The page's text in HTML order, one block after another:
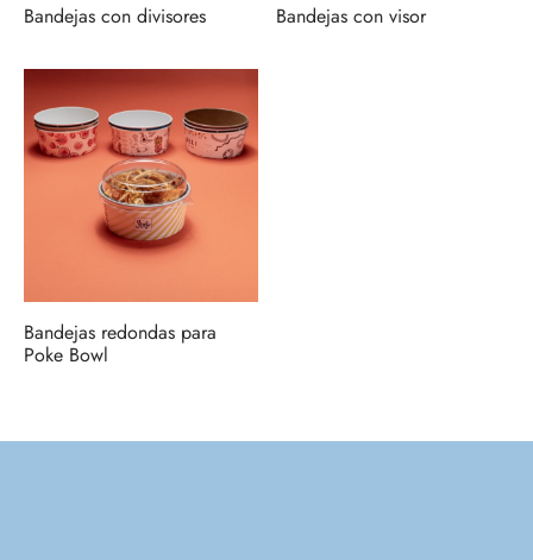
Bandejas con divisores Bandejas con visor
Bandejas redondas para
Poke Bowl